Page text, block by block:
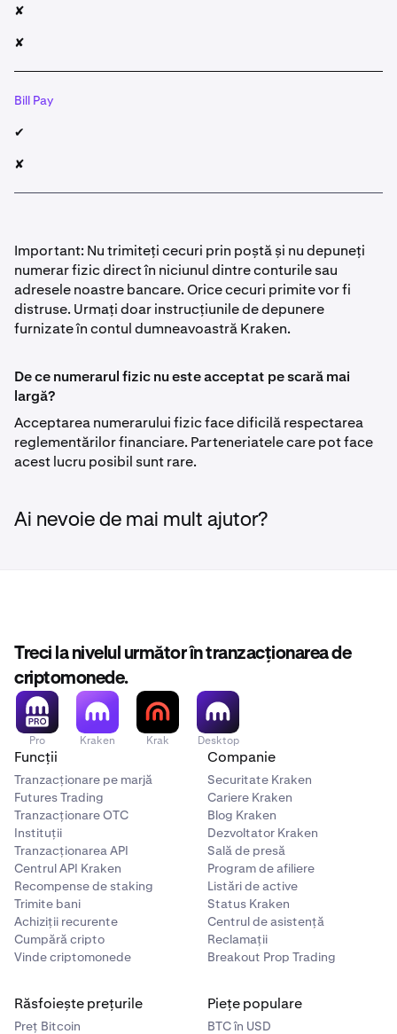
✘
✘
Bill Pay
✔
✘
Important: Nu trimiteți cecuri prin poștă și nu depuneți
numerar fizic direct în niciunul dintre conturile sau
adresele noastre bancare. Orice cecuri primite vor fi
distruse. Urmați doar instrucțiunile de depunere
furnizate în contul dumneavoastră Kraken.
De ce numerarul fizic nu este acceptat pe scară mai
largă?
Acceptarea numerarului fizic face dificilă respectarea
reglementărilor financiare. Parteneriatele care pot face
acest lucru posibil sunt rare.
Ai nevoie de mai mult ajutor?
Treci la nivelul următor în tranzacționarea de
criptomonede.
Pro Kraken Krak Desktop
Funcții
Tranzacționare pe marjă
Futures Trading
Tranzacționare OTC
Instituții
Tranzacționarea API
Centrul API Kraken
Recompense de staking
Trimite bani
Achiziții recurente
Cumpără cripto
Vinde criptomonede
Companie
Securitate Kraken
Cariere Kraken
Blog Kraken
Dezvoltator Kraken
Sală de presă
Program de afiliere
Listări de active
Status Kraken
Centrul de asistență
Reclamații
Breakout Prop Trading
Răsfoiește prețurile
Preț Bitcoin
Piețe populare
BTC în USD